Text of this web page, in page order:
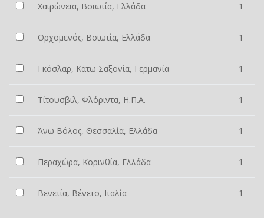
Χαιρώνεια, Βοιωτία, Ελλάδα 1
Ορχομενός, Βοιωτία, Ελλάδα 1
Γκόσλαρ, Κάτω Σαξονία, Γερμανία 1
Τίτουσβιλ, Φλόριντα, Η.Π.Α. 1
Άνω Βόλος, Θεσσαλία, Ελλάδα 1
Περαχώρα, Κορινθία, Ελλάδα 1
Βενετία, Βένετο, Ιταλία 1